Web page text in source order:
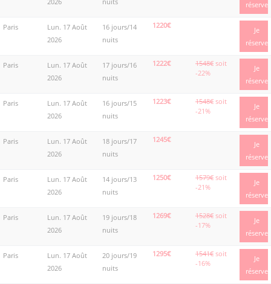
réserve
Paris
Lun. 17 Août
2026
16 jours/14
nuits
1220€
Je
réserve
Paris
Lun. 17 Août
2026
17 jours/16
nuits
1222€ 1548€ soit
-22%
Je
réserve
Paris
Lun. 17 Août
2026
16 jours/15
nuits
1223€ 1548€ soit
-21%
Je
réserve
Paris
Lun. 17 Août
2026
18 jours/17
nuits
1245€
Je
réserve
Paris
Lun. 17 Août
2026
14 jours/13
nuits
1250€ 1579€ soit
-21%
Je
réserve
Paris
Lun. 17 Août
2026
19 jours/18
nuits
1269€ 1528€ soit
-17%
Je
réserve
Paris
Lun. 17 Août
2026
20 jours/19
nuits
1295€ 1541€ soit
-16%
Je
réserve